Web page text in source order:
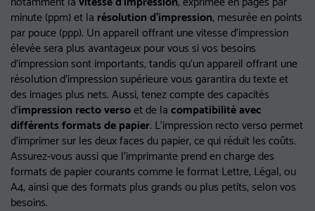
minute (ppm) et la résolution d'impression, mesurée en points
par pouce (ppp). Un appareil offrant une vitesse d'impression
élevée sera plus avantageux pour vous si vos besoins
d'impression sont importants, tandis qu'un appareil offrant une
résolution d'impression supérieure vous garantira du texte et
des images plus nets. Aussi, tenez compte des capacités
d'impression recto versoet de lacompatibilité avec
différents formats de papier. L'impression recto verso permet
d'imprimer sur les deux faces du papier, ce qui réduit les coûts.
Assurez-vous aussi que l'imprimante prend en charge des
formats de papier courants comme le format Lettre, Légal, ou
A4, ainsi que des formats plus grands ou plus petits, selon vos
besoins.